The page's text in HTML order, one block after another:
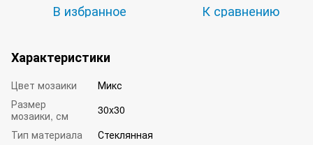
В избранное К сравнению
Характеристики
Цвет мозаики
Микс
Размер
мозаики, см
30x30
Тип материала
Стеклянная